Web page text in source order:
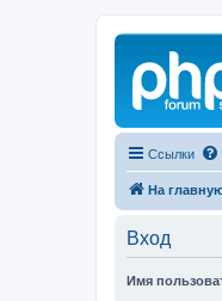
Ссылки
На
Вход
Имя